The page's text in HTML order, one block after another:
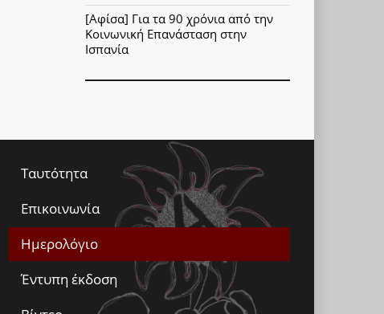
[Αφίσα] Για τα 90 χρόνια από την
Κοινωνική Επανάσταση στην
Ισπανία
Ταυτότητα
Επικοινωνία
Ημερολόγιο
Έντυπη έκδοση